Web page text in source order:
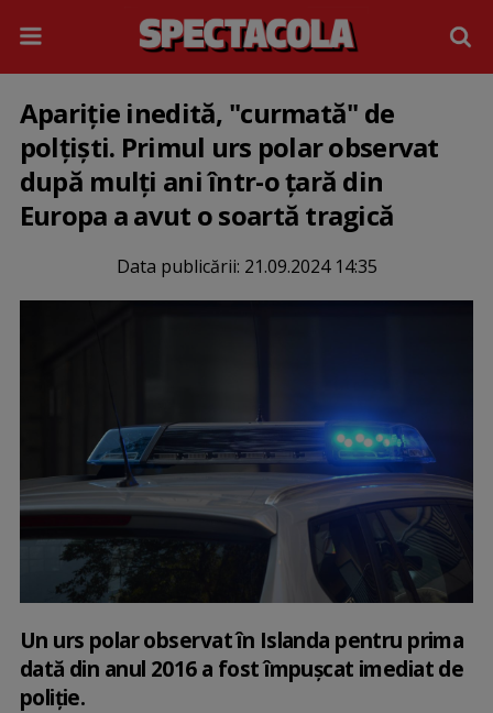
Apariție inedită, "curmată" de
polțiști. Primul urs polar observat
după mulți ani într-o țară din
Europa a avut o soartă tragică
Data publicării: 21.09.2024 14:35
Un urs polar observat în Islanda pentru prima
dată din anul 2016 a fost împuşcat imediat de
poliţie.